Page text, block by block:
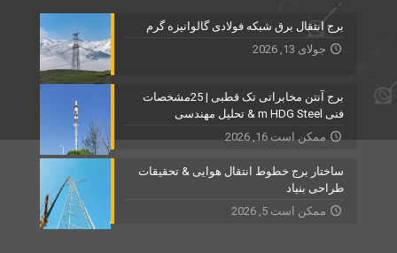
برج انتقال برق شبکه فولادی گالوانیزه گرم
جولای 13, 2026
برج آنتن مخابراتی تک قطبی | 25مشخصات
فنی m HDG Steel & تحلیل مهندسی
ممکن است 16, 2026
ساختار برج خطوط انتقال هوایی & تحقیقات
طراحی بنیاد
ممکن است 5, 2026